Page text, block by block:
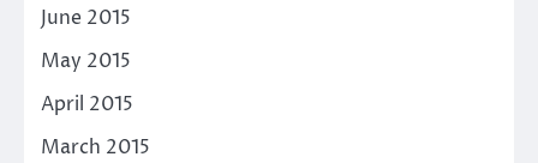
June 2015
May 2015
April 2015
March 2015